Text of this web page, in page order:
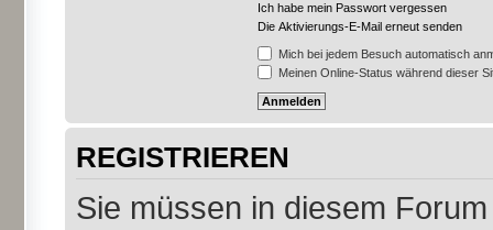
Ich habe mein Passwort vergessen
Die Aktivierungs-E-Mail erneut senden
Mich bei jedem Besuch automatisch
Meinen Online-Status während dieser
REGISTRIEREN
Sie müssen in diesem